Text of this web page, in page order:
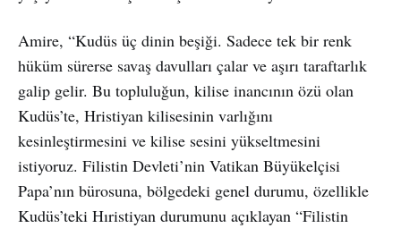
Amire, “Kudüs üç dinin beşiği. Sadece tek bir renk
hüküm sürerse savaş davulları çalar ve aşırı taraftarlık
galip gelir. Bu topluluğun, kilise inancının özü olan
Kudüs’te, Hristiyan kilisesinin varlığını
kesinleştirmesini ve kilise sesini yükseltmesini
istiyoruz. Filistin Devleti’nin Vatikan Büyükelçisi
Papa’nın bürosuna, bölgedeki genel durumu, özellikle
Kudüs’teki Hıristiyan durumunu açıklayan “Filistin